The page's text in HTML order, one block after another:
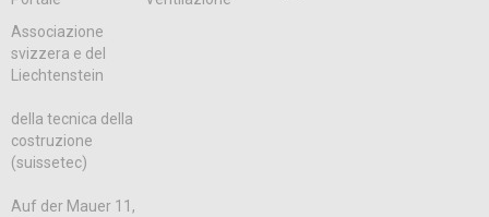
Associazione
svizzera e del
Liechtenstein
della tecnica della
costruzione
(suissetec)
Auf der Mauer 11,